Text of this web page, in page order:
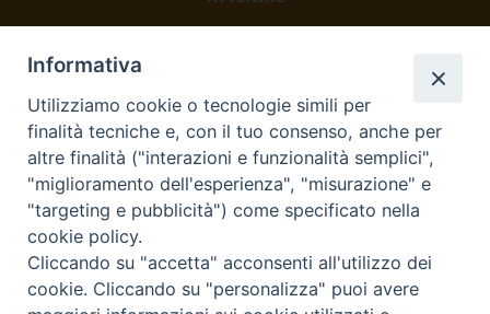
TV 2000
Informativa
Utilizziamo cookie o tecnologie simili per
finalità tecniche e, con il tuo consenso, anche per
altre finalità ("interazioni e funzionalità semplici",
"miglioramento dell'esperienza", "misurazione" e
"targeting e pubblicità") come specificato nella
cookie policy.
Cliccando su "accetta" acconsenti all'utilizzo dei
cookie. Cliccando su "personalizza" puoi avere